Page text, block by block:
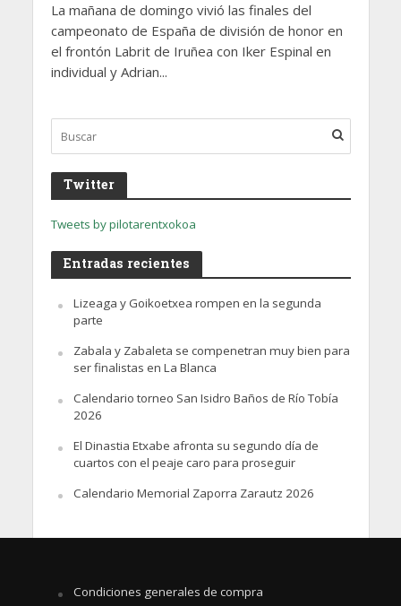
La mañana de domingo vivió las finales del
campeonato de España de división de honor en
el frontón Labrit de Iruñea con Iker Espinal en
individual y Adrian...
Twitter
Tweets by pilotarentxokoa
Entradas recientes
Lizeaga y Goikoetxea rompen en la segunda
parte
Zabala y Zabaleta se compenetran muy bien para
ser finalistas en La Blanca
Calendario torneo San Isidro Baños de Río Tobía
2026
El Dinastia Etxabe afronta su segundo día de
cuartos con el peaje caro para proseguir
Calendario Memorial Zaporra Zarautz 2026
Condiciones generales de compra